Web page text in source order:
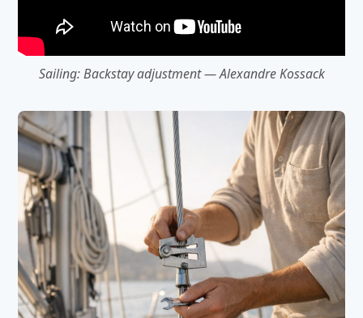
Sailing: Backstay adjustment — Alexandre Kossack